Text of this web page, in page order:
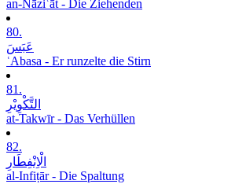
an-Nāziʿāt - Die Ziehenden
80.
عَبَسَ
ʿAbasa - Er runzelte die Stirn
81.
التَّکْوِیْرِ
at-Takwīr - Das Verhüllen
82.
الْاِنْفِطَارِ
al-Infiṭār - Die Spaltung